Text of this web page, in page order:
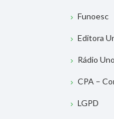
Funoesc
Editora
Rádio
CPA –
LGPD